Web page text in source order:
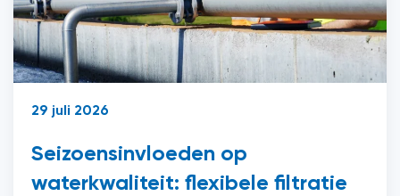
29 juli 2026
Seizoensinvloeden op
waterkwaliteit: flexibele filtratie